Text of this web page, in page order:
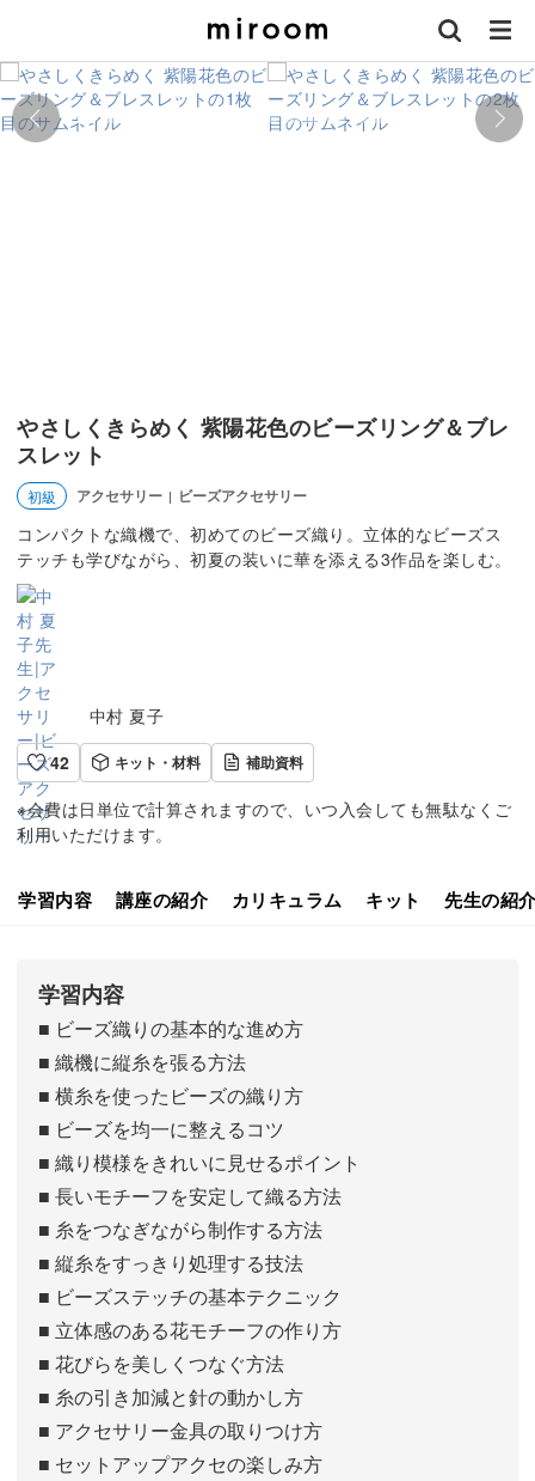
やさしくきらめく 紫陽花色のビーズリング＆ブレ
スレット
初級 アクセサリー | ビーズアクセサリー
コンパクトな織機で、初めてのビーズ織り。立体的なビーズス
テッチも学びながら、初夏の装いに華を添える3作品を楽しむ。
中村 夏子
42
キット・材料 補助資料
※会費は日単位で計算されますので、いつ入会しても無駄なくご
利用いただけます。
学習内容 講座の紹介 カリキュラム キット 先生の紹
学習内容
■ ビーズ織りの基本的な進め方
■ 織機に縦糸を張る方法
■ 横糸を使ったビーズの織り方
■ ビーズを均一に整えるコツ
■ 織り模様をきれいに見せるポイント
■ 長いモチーフを安定して織る方法
■ 糸をつなぎながら制作する方法
■ 縦糸をすっきり処理する技法
■ ビーズステッチの基本テクニック
■ 立体感のある花モチーフの作り方
■ 花びらを美しくつなぐ方法
■ 糸の引き加減と針の動かし方
■ アクセサリー金具の取りつけ方
■ セットアップアクセの楽しみ方